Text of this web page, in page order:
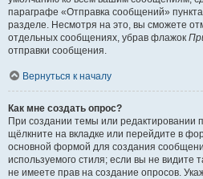
параграфе «Отправка сообщений»
разделе. Несмотря на это, вы сможете
отдельных сообщениях, убрав флажок
отправки сообщения.
Вернуться к началу
Как мне создать опрос?
При создании темы или редактировании
щёлкните на вкладке или перейдите в
основной формой для создания
используемого стиля; если вы не видите
не имеете прав на создание опросов.